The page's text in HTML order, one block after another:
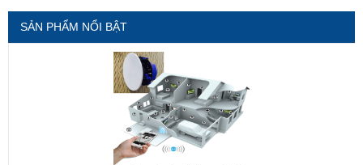
SẢN PHẨM NỔI BẬT